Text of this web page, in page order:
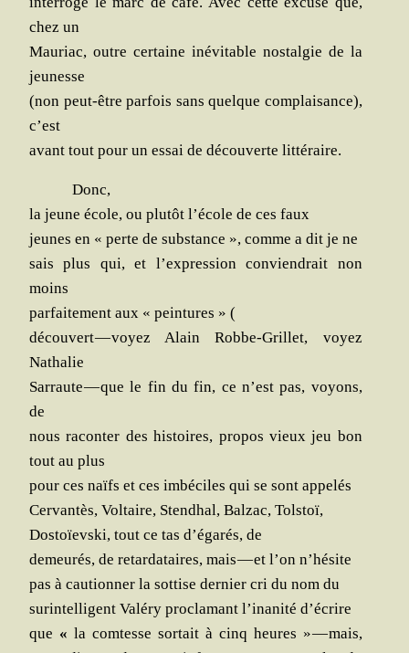
chez un
Mau­riac, outre cer­taine inévi­table nos­tal­gie de la
jeunesse
(non peut-être par­fois sans quelque com­plai­sance),
c’est
avant tout pour un essai de décou­verte littéraire.
Donc,
la jeune école, ou plu­tôt l’école de ces faux
jeunes en « perte de sub­stance », comme a dit je ne
sais plus qui, et l’expression convien­drait non
moins
par­fai­te­ment aux « peintures » (
décou­vert — voyez Alain Robbe-Grillet, voyez
Nathalie
Sar­raute — que le fin du fin, ce n’est pas, voyons,
de
nous racon­ter des his­toires, pro­pos vieux jeu bon
tout au plus
pour ces naïfs et ces imbé­ciles qui se sont appelés
Cer­van­tès, Vol­taire, Sten­dhal, Bal­zac, Tolstoï,
Dos­toïevs­ki, tout ce tas d’égarés, de
demeu­rés, de retar­da­taires, mais — et l’on n’hésite
pas à cau­tion­ner la sot­tise der­nier cri du nom du
sur­in­tel­li­gent Valé­ry pro­cla­mant l’inanité d’écrire
que « la com­tesse sor­tait à cinq heures » — mais,